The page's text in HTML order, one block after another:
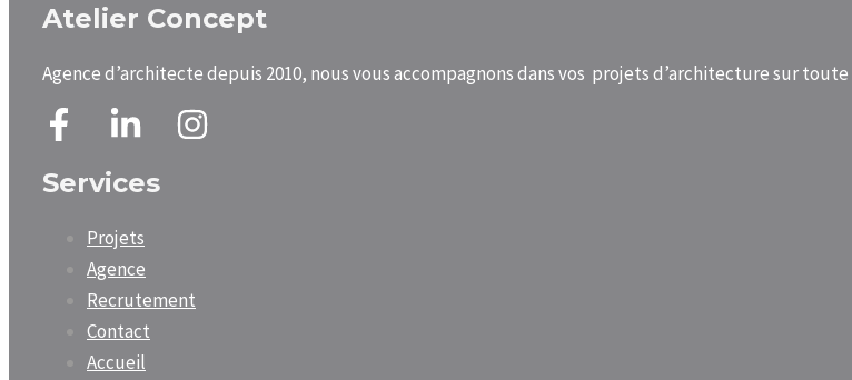
Atelier Concept
Agence d’architecte depuis 2010, nous vous accompagnons dans vos projets d’architecture sur
Services
Projets
Agence
Recrutement
Contact
Accueil